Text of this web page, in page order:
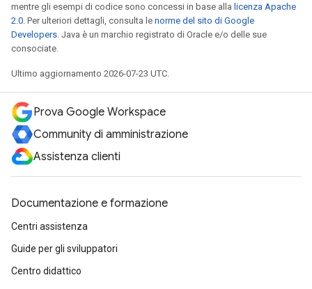
mentre gli esempi di codice sono concessi in base alla licenza Apache
2.0 . Per ulteriori dettagli, consulta le norme del sito di Google
Developers . Java è un marchio registrato di Oracle e/o delle sue
consociate.
Ultimo aggiornamento 2026-07-23 UTC.
Prova Google Workspace
Community di amministrazione
Assistenza clienti
Documentazione e formazione
Centri assistenza
Guide per gli sviluppatori
Centro didattico